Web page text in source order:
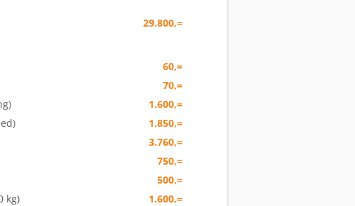
29.800,=
60,=
70,=
1.600,=
1.850,=
3.760,=
750,=
500,=
kg)
1.600,=